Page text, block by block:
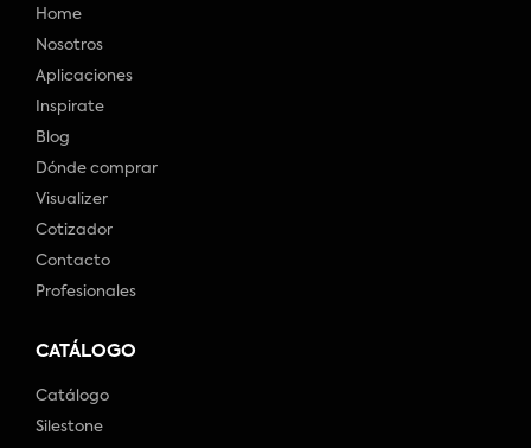
Home
Nosotros
Aplicaciones
Inspirate
Blog
Dónde comprar
Visualizer
Cotizador
Contacto
Profesionales
CATÁLOGO
Catálogo
Silestone